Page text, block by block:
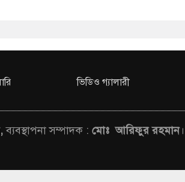
ভিডিও গ্যালারী
ব্যবস্থাপনা সম্পাদক : মোঃ আরিফুর রহমান।